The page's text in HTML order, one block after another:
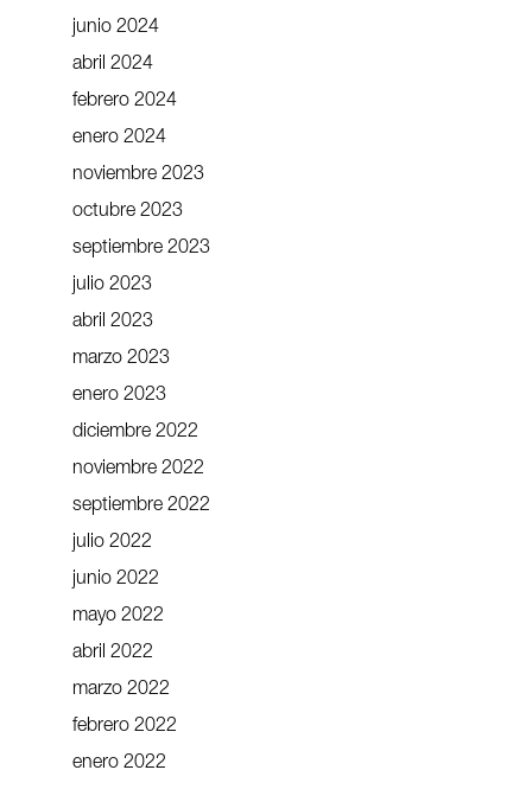
junio 2024
abril 2024
febrero 2024
enero 2024
noviembre 2023
octubre 2023
septiembre 2023
julio 2023
abril 2023
marzo 2023
enero 2023
diciembre 2022
noviembre 2022
septiembre 2022
julio 2022
junio 2022
mayo 2022
abril 2022
marzo 2022
febrero 2022
enero 2022